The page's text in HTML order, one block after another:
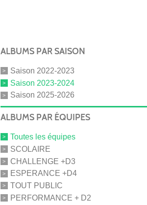
ALBUMS PAR SAISON
Saison 2022-2023
Saison 2023-2024
Saison 2025-2026
ALBUMS PAR ÉQUIPES
Toutes les équipes
SCOLAIRE
CHALLENGE +D3
ESPERANCE +D4
TOUT PUBLIC
PERFORMANCE + D2